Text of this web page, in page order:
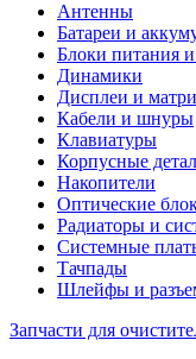
Антенны
Батареи и
Блоки питания
Динамики
Дисплеи и
Кабели и шнуры
Клавиатуры
Корпусные
Накопители
Оптические
Радиаторы и
Системные
Тачпады
Шлейфы и
Запчасти для